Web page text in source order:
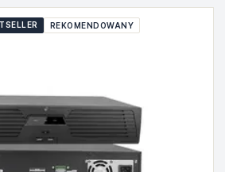
REKOMENDOWANY